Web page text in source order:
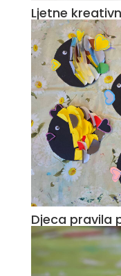
Ljetne
Djeca pravila